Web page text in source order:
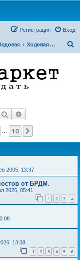
Вход
Регистрация
Ходовая часть
Поиск
10
2005, 13:37
от БРДМ.
2026, 05:41
1 2 3 4
13:38
1 2 3 4 5 6